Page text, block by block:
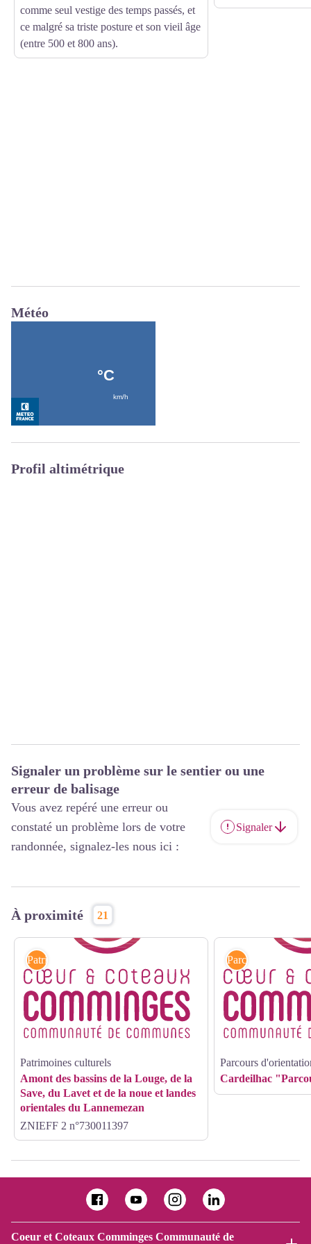
comme seul vestige des temps passés, et
ce malgré sa triste posture et son vieil âge
(entre 500 et 800 ans).
Météo
Profil altimétrique
Signaler un problème sur le sentier ou une
erreur de balisage
Vous avez repéré une erreur ou
constaté un problème lors de votre
randonnée, signalez-les nous ici :
Signaler
À proximité 21
Patrimoines culturels
Patrimoines culturels
Amont des bassins de la Louge, de la
Save, du Lavet et de la noue et landes
orientales du Lannemezan
ZNIEFF 2 n°730011397
Parcours
Parcours
Cardeilhac
Coeur et Coteaux Comminges Communauté de